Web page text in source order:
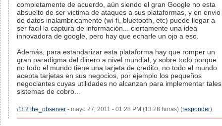
completamente de acuerdo, aún siendo el gran Google no esta
absuelto de ser victima de ataques a sus plataformas, y en envio
de datos inalambricamente (wi-fi, bluetooth, etc) puede llegar a
ser facil la captura de información... ciertamente una idea
innovadora de google, pero hay que echarle un ojo a eso.
Además, para estandarizar esta plataforma hay que romper un
gran paradigma del dinero a nivel mundial, y sobre todo porque
no todo el mundo tiene una tarjeta de credito, no todo el mundo
acepta tarjetas en sus negocios, por ejemplo los pequeños
negociantes cuyas utilidades no alcanzan para implementar tales
sistemas de cobro...
#3.2 the_observer - mayo 27, 2011 - 01:28 PM (13:28 horas) (responder)